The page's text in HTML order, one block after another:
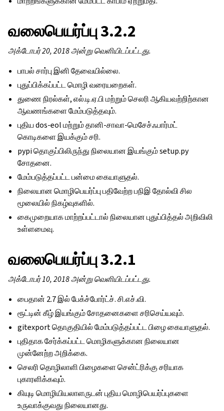
வலைபெயர்ப்பு 3.2.2
அக்டோபர் 20, 2018 அன்று வெளியிடப்பட்டது.
பாபல் சார்பு இனி தேவையில்லை.
புதுப்பிக்கப்பட்ட மொழி வரையறைகள்.
துணை நிரல்கள், எல்.டி.ஏ.பி மற்றும் செலரி ஆகியவற்றிற்கான
ஆவணங்களை மேம்படுத்தவும்.
புதிய dos-eol மற்றும் தானி-சாவா-மெசேச்ஃபார்மட்
கொடிகளை இயக்கும் சரி.
pypi தொகுப்பிலிருந்து நிலையான இயங்கும் setup.py
சோதனை.
மேம்படுத்தப்பட்ட பன்மை கையாளுதல்.
நிலையான மொழிபெயர்ப்பு பதிவேற்ற பநிஇ தோல்வி சில
மூலையில் நிகழ்வுகளில்.
கைமுறையாக மாற்றப்பட்டால் நிலையான புதுப்பித்தல் அறிவிலி
உள்ளமைவு.
வலைபெயர்ப்பு 3.2.1
அக்டோபர் 10, 2018 அன்று வெளியிடப்பட்டது.
பைதான் 2.7 இல் பேக்ச்போர்ட்ச். சி.எச்.வி.
ரூட்டின் கீழ் இயங்கும் சோதனைகளை சரிசெய்யவும்.
gitexport தொகுதியில் மேம்படுத்தப்பட்ட பிழை கையாளுதல்.
புதிதாக சேர்க்கப்பட்ட மொழிகளுக்கான நிலையான
முன்னேற்ற அறிக்கை.
செலரி தொழிலாளி பிழைகளை சென்ட்ரிக்கு சரியாக
புகாரளிக்கவும்.
கியுடி மொழியியலாளருடன் புதிய மொழிபெயர்ப்புகளை
உருவாக்குவது நிலையானது.